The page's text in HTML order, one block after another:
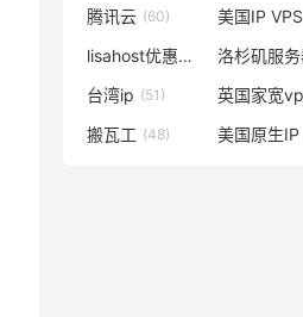
腾讯云 (60) 美国IP VPS
lisahost优惠码 (59)
台湾ip (51)
搬瓦工 (48) 美国原生IP